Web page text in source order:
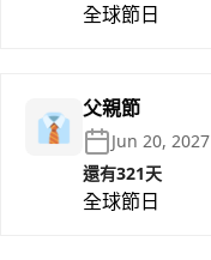
全球節日
👔 父親節
Jun 20, 2027
還有321天
全球節日